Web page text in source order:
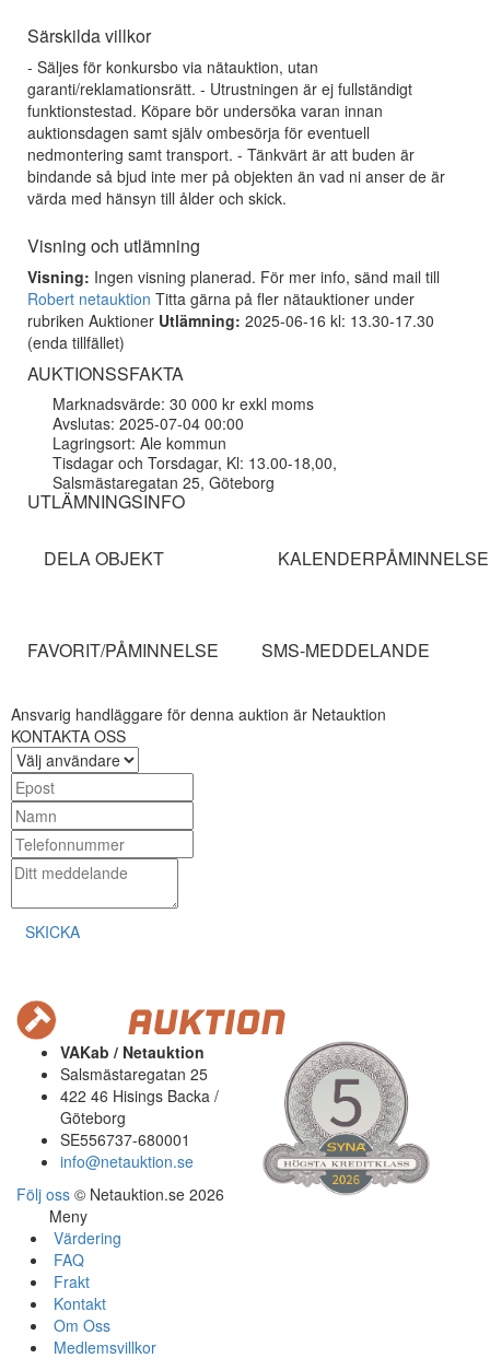
Särskilda villkor
- Säljes för konkursbo via nätauktion, utan
garanti/reklamationsrätt. - Utrustningen är ej fullständigt
funktionstestad. Köpare bör undersöka varan innan
auktionsdagen samt själv ombesörja för eventuell
nedmontering samt transport. - Tänkvärt är att buden är
bindande så bjud inte mer på objekten än vad ni anser de är
värda med hänsyn till ålder och skick.
Visning och utlämning
Visning: Ingen visning planerad. För mer info, sänd mail till
Robert netauktion Titta gärna på fler nätauktioner under
rubriken Auktioner Utlämning: 2025-06-16 kl: 13.30-17.30
(enda tillfället)
AUKTIONSSFAKTA
Marknadsvärde: 30 000 kr exkl moms
Avslutas: 2025-07-04 00:00
Lagringsort: Ale kommun
Tisdagar och Torsdagar, Kl: 13.00-18,00,
Salsmästaregatan 25, Göteborg
UTLÄMNINGSINFO
DELA OBJEKT KALENDERPÅMINNELSE
FAVORIT/PÅMINNELSE SMS-MEDDELANDE
Ansvarig handläggare för denna auktion är Netauktion
KONTAKTA OSS
SKICKA
VAKab / Netauktion
Salsmästaregatan 25
422 46 Hisings Backa /
Göteborg
SE556737-680001
info@netauktion.se
Följ oss © Netauktion.se 2026
Meny
Värdering
FAQ
Frakt
Kontakt
Om Oss
Medlemsvillkor